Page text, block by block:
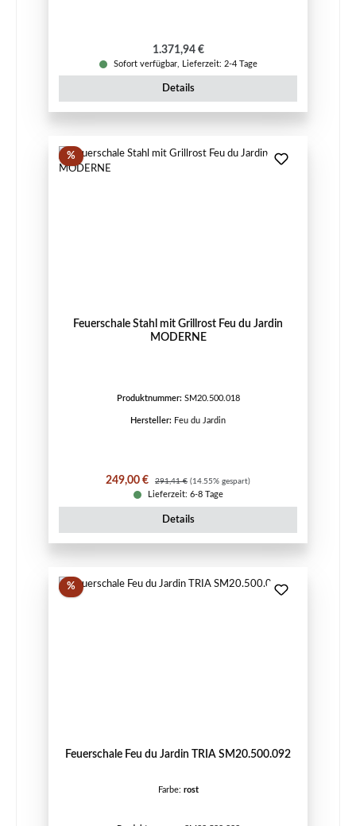
Regulärer Preis:
1.371,94 €
Sofort verfügbar, Lieferzeit: 2-4 Tage
Details
%Rabatt
Feuerschale Stahl mit Grillrost Feu du Jardin
MODERNE
Produktnummer: SM20.500.018
Hersteller: Feu du Jardin
Verkaufspreis:
249,00 € Regulärer Preis:
291,41 € (14.55% gespart)
Lieferzeit: 6-8 Tage
Details
%Rabatt
Feuerschale Feu du Jardin TRIA SM20.500.092
Farbe: rost